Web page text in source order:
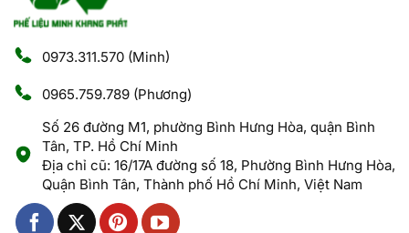
0973.311.570 (Minh)
0965.759.789 (Phương)
Số 26 đường M1, phường Bình Hưng Hòa, quận Bình
Tân, TP. Hồ Chí Minh
Địa chỉ cũ: 16/17A đường số 18, Phường Bình Hưng Hòa,
Quận Bình Tân, Thành phố Hồ Chí Minh, Việt Nam